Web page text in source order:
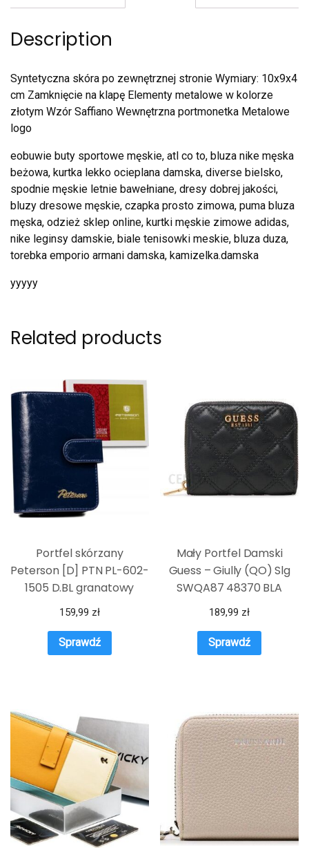
Description
Syntetyczna skóra po zewnętrznej stronie Wymiary: 10x9x4
cm Zamknięcie na klapę Elementy metalowe w kolorze
złotym Wzór Saffiano Wewnętrzna portmonetka Metalowe
logo
eobuwie buty sportowe męskie, atl co to, bluza nike męska
beżowa, kurtka lekko ocieplana damska, diverse bielsko,
spodnie męskie letnie bawełniane, dresy dobrej jakości,
bluzy dresowe męskie, czapka prosto zimowa, puma bluza
męska, odzież sklep online, kurtki męskie zimowe adidas,
nike leginsy damskie, biale tenisowki meskie, bluza duza,
torebka emporio armani damska, kamizelka.damska
yyyyy
Related products
Portfel skórzany
Peterson [D] PTN PL-602-
1505 D.BL granatowy
159,99 zł
Sprawdź
Mały Portfel Damski
Guess – Giully (QO) Slg
SWQA87 48370 BLA
189,99 zł
Sprawdź